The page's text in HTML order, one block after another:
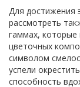
Для достижения
рассмотреть
гаммах, которые
цветочных
символом
успели
способность